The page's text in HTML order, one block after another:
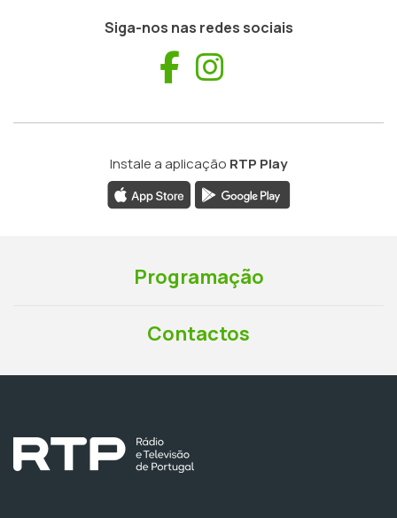
Siga-nos nas redes sociais
Facebook
Instale a aplicação RTP Play
Programação
Contactos